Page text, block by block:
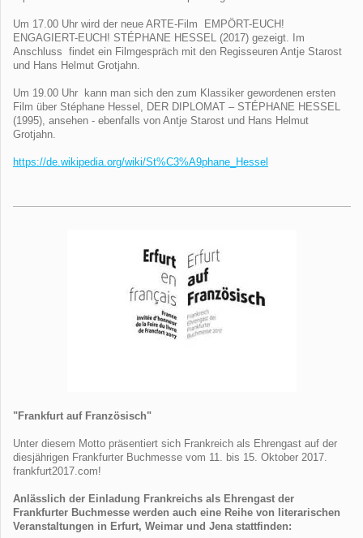
Um 17.00 Uhr wird der neue ARTE-Film EMPÖRT-EUCH!
ENGAGIERT-EUCH! STÉPHANE HESSEL (2017) gezeigt. Im
Anschluss findet ein Filmgespräch mit den Regisseuren Antje Starost
und Hans Helmut Grotjahn.
Um 19.00 Uhr kann man sich den zum Klassiker gewordenen ersten
Film über Stéphane Hessel, DER DIPLOMAT – STÉPHANE HESSEL
(1995), ansehen - ebenfalls von Antje Starost und Hans Helmut
Grotjahn.
https://de.wikipedia.org/wiki/St%C3%A9phane_Hessel
"Frankfurt auf Französisch"
Unter diesem Motto präsentiert sich Frankreich als Ehrengast auf der
diesjährigen Frankfurter Buchmesse vom 11. bis 15. Oktober 2017.
frankfurt2017.com!
Anlässlich der Einladung Frankreichs als Ehrengast der
Frankfurter Buchmesse werden auch eine Reihe von literarischen
Veranstaltungen in Erfurt, Weimar und Jena stattfinden: